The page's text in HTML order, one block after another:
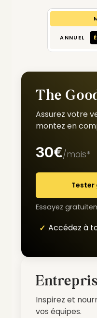
ANNUEL
The
Assurez votre
montez en
30€/mois*
Essayez
Accédez à
Inspirez et
vos équipes.